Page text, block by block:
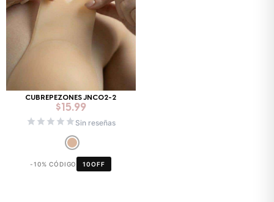
CUBREPEZONES JNC02-2
$15.99
Sin reseñas
-10% CÓDIGO 10OFF